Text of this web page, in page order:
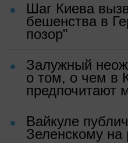
Шаг Киева
бешенства в
позор"
Залужный
о том, о чем в
предпочитают
Вайкуле
Зеленскому на